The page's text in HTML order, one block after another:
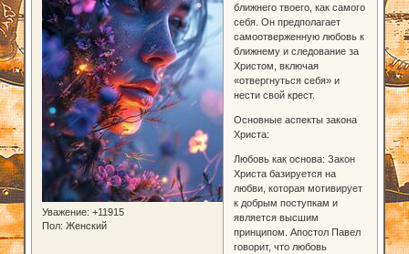
Уважение: +11915
Пол: Женский
ближнего твоего, как самого
себя. Он предполагает
самоотверженную любовь к
ближнему и следование за
Христом, включая
«отвергнуться себя» и
нести свой крест.
Основные аспекты закона
Христа:
Любовь как основа: Закон
Христа базируется на
любви, которая мотивирует
к добрым поступкам и
является высшим
принципом. Апостол Павел
говорит, что любовь